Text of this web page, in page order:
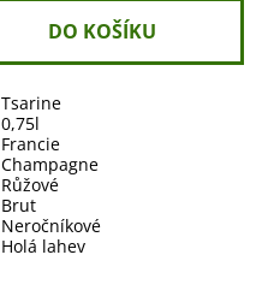
Tsarine
0,75l
Francie
Champagne
Růžové
Brut
Neročníkové
Holá lahev